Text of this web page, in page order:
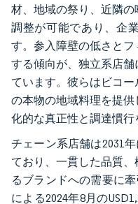
材、地域の祭り、近隣
調整が可能であり、企
す。参入障壁の低さと
する傾向が、独立系店
ています。彼らはビコ
の本物の地域料理を提
化的な真正性と調達慣行
チェーン系店舗は2031
ており、一貫した品質
るブランドへの需要に
による2024年8月の